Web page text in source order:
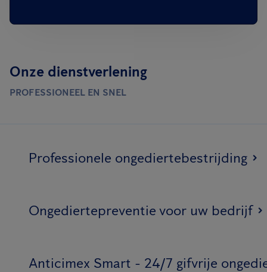
Onze dienstverlening
PROFESSIONEEL EN SNEL
Professionele ongediertebestrijding
Ongediertepreventie voor uw bedrijf
Anticimex Smart - 24/7 gifvrije